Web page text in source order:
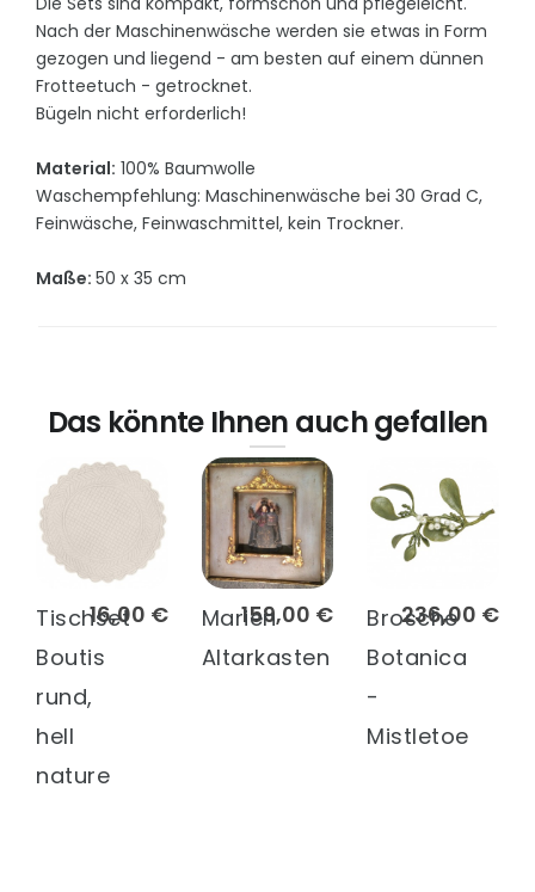
Nach der Maschinenwäsche werden sie etwas in Form
gezogen und liegend - am besten auf einem dünnen
Frotteetuch - getrocknet.
Bügeln nicht erforderlich!
Material: 100% Baumwolle
Waschempfehlung: Maschinenwäsche bei 30 Grad C,
Feinwäsche, Feinwaschmittel, kein Trockner.
Maße: 50 x 35 cm
Das könnte Ihnen auch gefallen
16,00 €
Tischset
Boutis
rund,
hell
nature
159,00 €
Marien
Altarkasten
236,00 €
Brosche
Botanica
-
Mistletoe